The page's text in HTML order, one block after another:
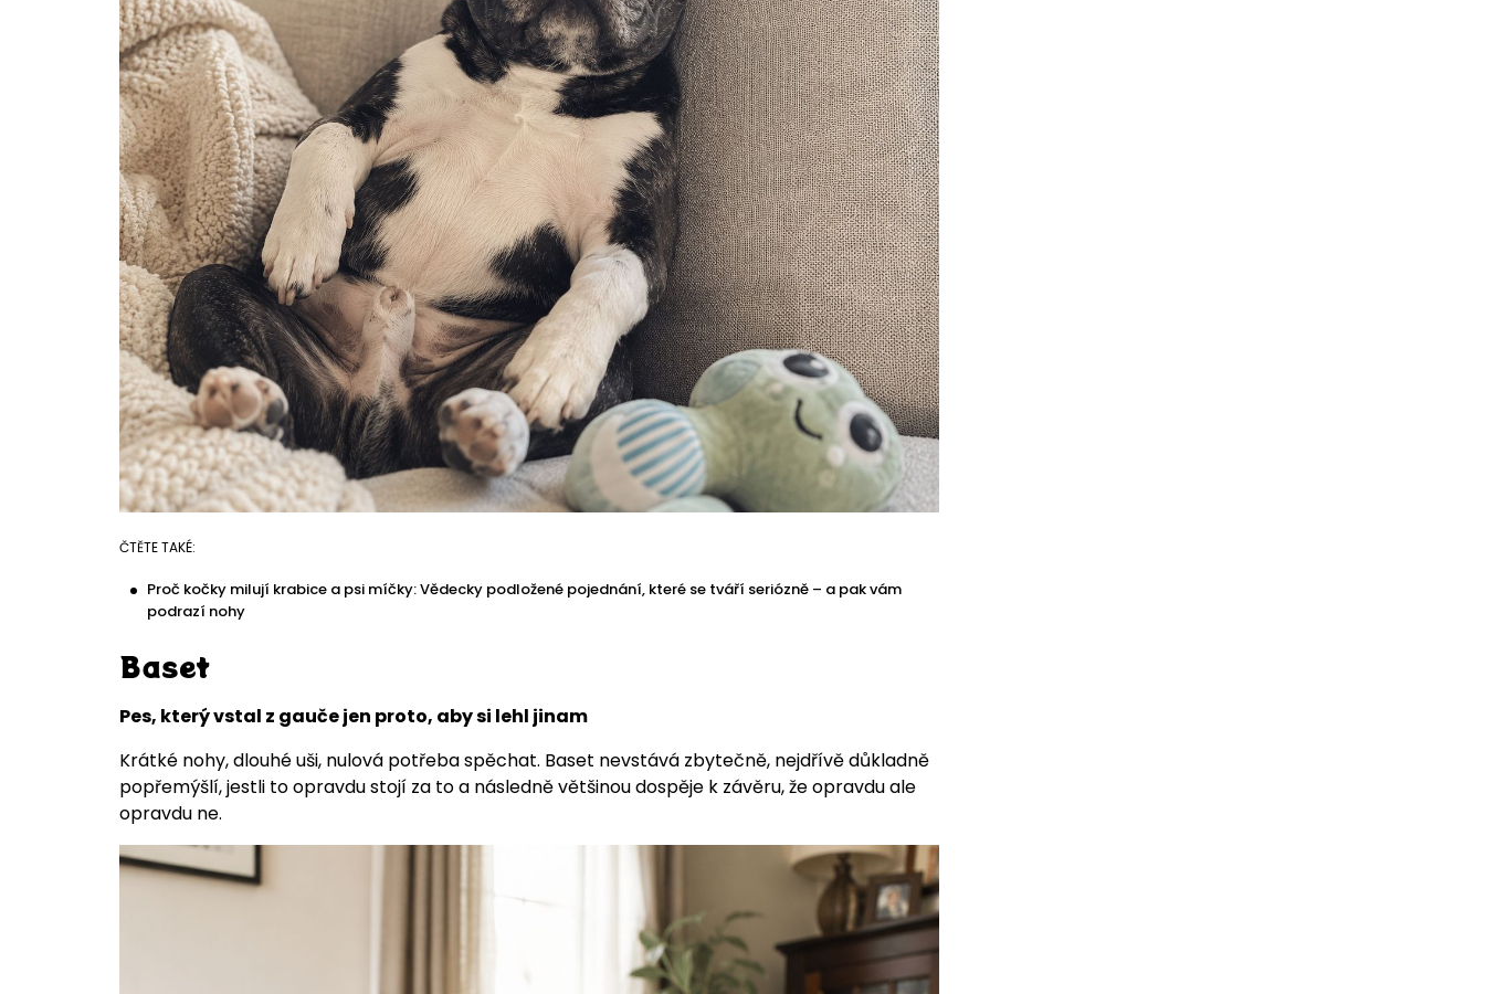
ČTĚTE TAKÉ:
Proč kočky milují krabice a psi míčky: Vědecky podložené pojednání, které se tváří seriózně – a pak vám
podrazí nohy
Baset
Pes, který vstal z gauče jen proto, aby si leh­l jinam
Krátké nohy, dlouhé uši, nulová potřeba spěchat. Baset nevstává zbytečně, nejdřívě důkladně
popřemýšlí, jestli to opravdu stojí za to a následně většinou dospěje k závěru, že opravdu ale
opravdu ne.